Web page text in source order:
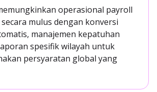
operasional payroll
mulus dengan konversi
manajemen kepatuhan
spesifik wilayah untuk
persyaratan global yang